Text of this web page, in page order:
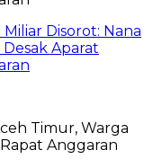
Disorot: Nana
Aparat